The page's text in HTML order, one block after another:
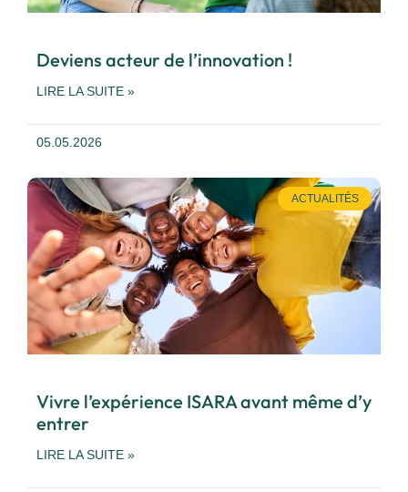
Deviens acteur de l’innovation !
LIRE LA SUITE »
05.05.2026
ACTUALITÉS
Vivre l’expérience ISARA avant même d’y
entrer
LIRE LA SUITE »